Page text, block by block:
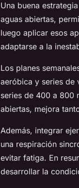
Una buena
aguas abiertas,
luego aplicar esos
adaptarse a la
Los planes
aeróbica y series de
series de 400 a 800
abiertas, mejora
Además, integrar
una respiración
evitar fatiga. En
desarrollar la